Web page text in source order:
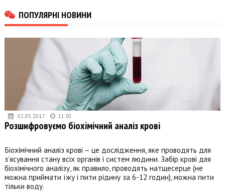
ПОПУЛЯРНІ НОВИНИ
02.05.2017 11:30
Розшифровуємо біохімічний аналіз крові
Біохімічний аналіз крові – це дослідження, яке проводять для
з’ясування стану всіх органів і систем людини. Забір крові для
біохімічного аналізу, як правило, проводять натщесерце (не
можна приймати їжу і пити рідину за 6-12 годин), можна пити
тільки воду.